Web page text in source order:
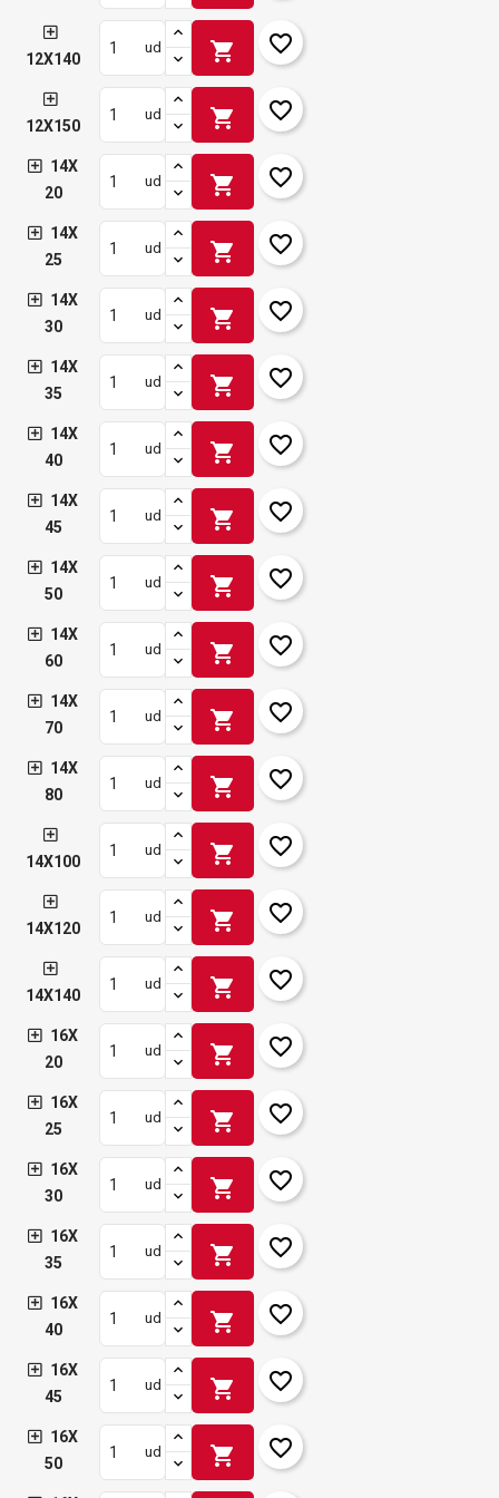
12X140
ud shopping_cart favorite_border
12X150
ud shopping_cart favorite_border
14X
20
ud shopping_cart favorite_border
14X
25
ud shopping_cart favorite_border
14X
30
ud shopping_cart favorite_border
14X
35
ud shopping_cart favorite_border
14X
40
ud shopping_cart favorite_border
14X
45
ud shopping_cart favorite_border
14X
50
ud shopping_cart favorite_border
14X
60
ud shopping_cart favorite_border
14X
70
ud shopping_cart favorite_border
14X
80
ud shopping_cart favorite_border
14X100
ud shopping_cart favorite_border
14X120
ud shopping_cart favorite_border
14X140
ud shopping_cart favorite_border
16X
20
ud shopping_cart favorite_border
16X
25
ud shopping_cart favorite_border
16X
30
ud shopping_cart favorite_border
16X
35
ud shopping_cart favorite_border
16X
40
ud shopping_cart favorite_border
16X
45
ud shopping_cart favorite_border
16X
50
ud shopping_cart favorite_border